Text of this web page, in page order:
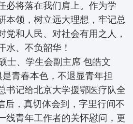
必将落在我们肩上。作为学
本领，树立远大理想，牢记总
党和人民、对社会有用之人，
水、不负韶华！
、 学生会副主席 包皓文
青春本色，不退显青年担
书记给北京大学援鄂医疗队全
后，真切体会到，字里行间不
线青年工作者的关怀慰问，更